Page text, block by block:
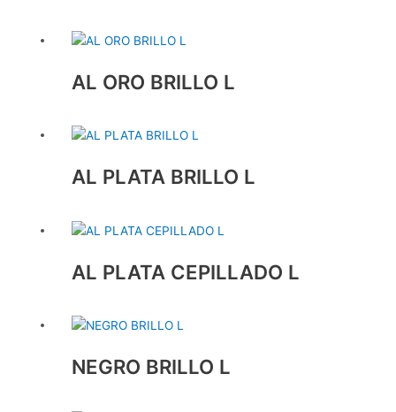
AL ORO BRILLO L
AL PLATA BRILLO L
AL PLATA CEPILLADO L
NEGRO BRILLO L